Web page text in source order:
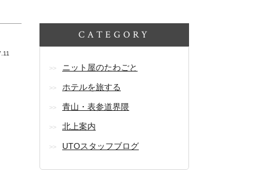
CATEGORY
ニット屋のたわごと
ホテルを旅する
青山・表参道界隈
北上案内
UTOスタッフブログ